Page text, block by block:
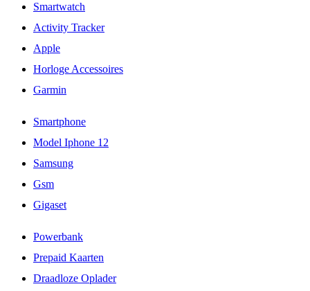
Smartwatch
Activity Tracker
Apple
Horloge Accessoires
Garmin
Smartphone
Model Iphone 12
Samsung
Gsm
Gigaset
Powerbank
Prepaid Kaarten
Draadloze Oplader